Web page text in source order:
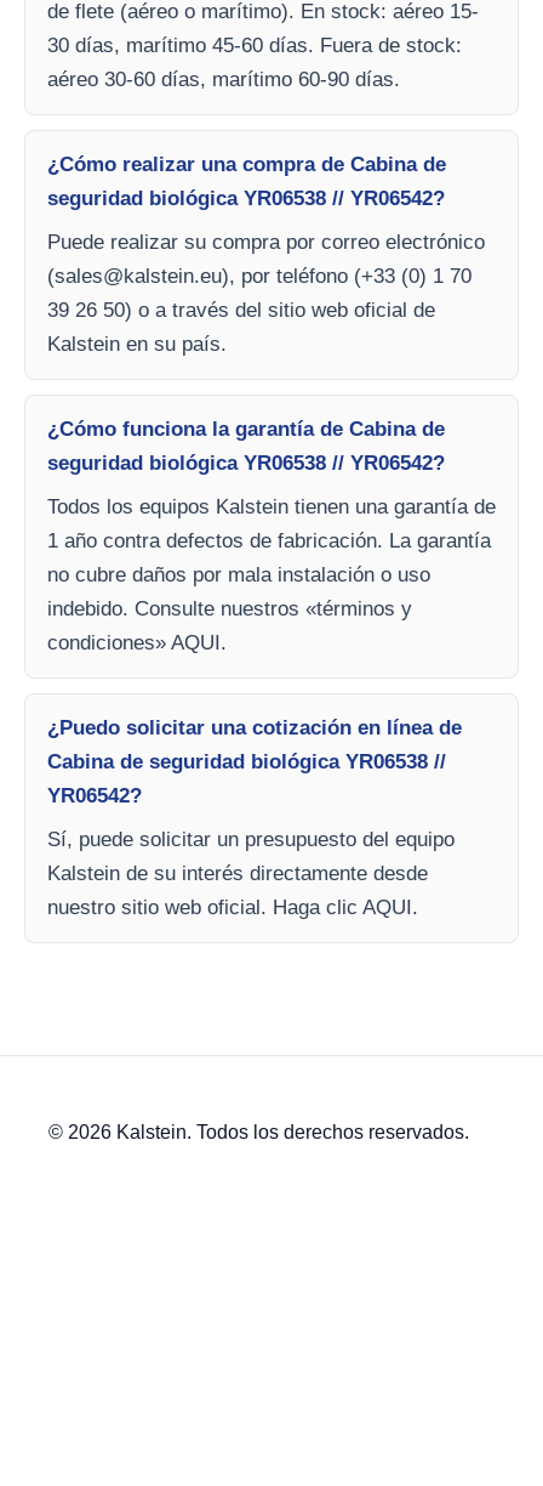
de flete (aéreo o marítimo). En stock: aéreo 15-
30 días, marítimo 45-60 días. Fuera de stock:
aéreo 30-60 días, marítimo 60-90 días.
¿Cómo realizar una compra de Cabina de
seguridad biológica YR06538 // YR06542?
Puede realizar su compra por correo electrónico
(sales@kalstein.eu), por teléfono (+33 (0) 1 70
39 26 50) o a través del sitio web oficial de
Kalstein en su país.
¿Cómo funciona la garantía de Cabina de
seguridad biológica YR06538 // YR06542?
Todos los equipos Kalstein tienen una garantía de
1 año contra defectos de fabricación. La garantía
no cubre daños por mala instalación o uso
indebido. Consulte nuestros «términos y
condiciones» AQUI.
¿Puedo solicitar una cotización en línea de
Cabina de seguridad biológica YR06538 //
YR06542?
Sí, puede solicitar un presupuesto del equipo
Kalstein de su interés directamente desde
nuestro sitio web oficial. Haga clic AQUI.
© 2026 Kalstein. Todos los derechos reservados.